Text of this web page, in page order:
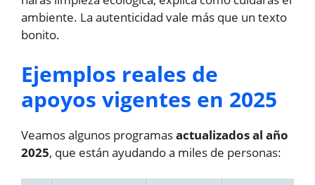
ambiente. La autenticidad vale más que un texto
bonito.
Ejemplos reales de
apoyos vigentes en 2025
Veamos algunos programasactualizados al año
2025, que están ayudando a miles de personas: